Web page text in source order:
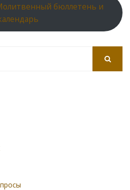
бюллетень и